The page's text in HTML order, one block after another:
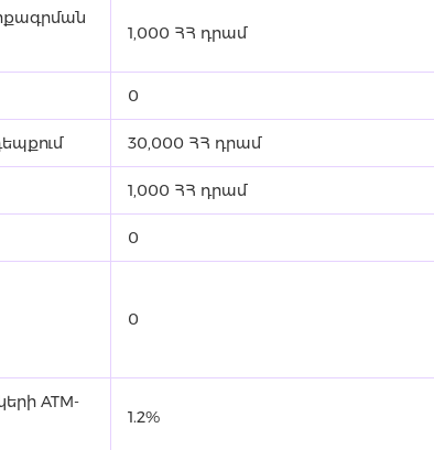
1,000 ՀՀ դրամ
0
30,000 ՀՀ դրամ
1,000 ՀՀ դրամ
0
0
ATM-
1.2%